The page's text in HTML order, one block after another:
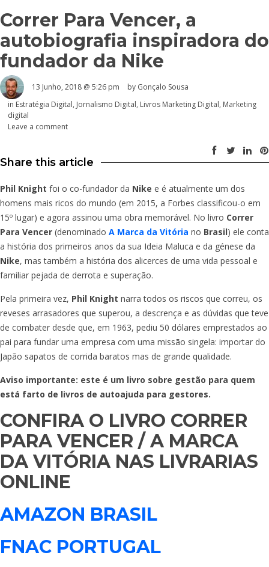
Correr Para Vencer, a
autobiografia inspiradora do
fundador da Nike
13 Junho, 2018 @ 5:26 pm by Gonçalo Sousa
in Estratégia Digital, Jornalismo Digital, Livros Marketing Digital, Marketing
digital
Leave a comment
Share this article
Phil Knight foi o co-fundador da Nike e é atualmente um dos
homens mais ricos do mundo (em 2015, a Forbes classificou-o em
15º lugar) e agora assinou uma obra memorável. No livro Correr
Para Vencer (denominado A Marca da Vitória no Brasil) ele conta
a história dos primeiros anos da sua Ideia Maluca e da génese da
Nike, mas também a história dos alicerces de uma vida pessoal e
familiar pejada de derrota e superação.
Pela primeira vez, Phil Knight narra todos os riscos que correu, os
reveses arrasadores que superou, a descrença e as dúvidas que teve
de combater desde que, em 1963, pediu 50 dólares emprestados ao
pai para fundar uma empresa com uma missão singela: importar do
Japão sapatos de corrida baratos mas de grande qualidade.
Aviso importante: este é um livro sobre gestão para quem
está farto de livros de autoajuda para gestores.
CONFIRA O LIVRO CORRER
PARA VENCER / A MARCA
DA VITÓRIA NAS LIVRARIAS
ONLINE
AMAZON BRASIL
FNAC PORTUGAL